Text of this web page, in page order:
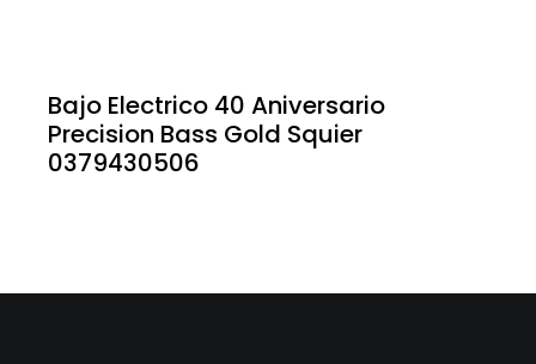
Bajo Electrico 40 Aniversario
Precision Bass Gold Squier
0379430506